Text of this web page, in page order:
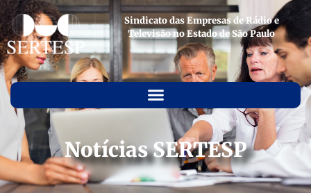
Sindicato das Empresas de Rádio e
Televisão no Estado de São Paulo
Notícias SERTESP